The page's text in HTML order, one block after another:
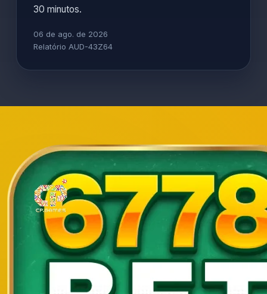
30 minutos.
06 de ago. de 2026
Relatório AUD-43Z64